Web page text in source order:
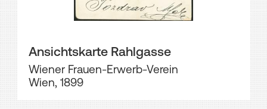
Ansichtskarte Rahlgasse
Wiener Frauen-Erwerb-Verein
Wien, 1899